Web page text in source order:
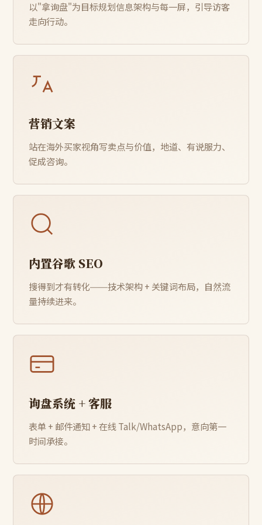
以"拿询盘"为目标规划信息架构与每一屏，引导访客
走向行动。
营销文案
站在海外买家视角写卖点与价值，地道、有说服力、
促成咨询。
内置谷歌 SEO
搜得到才有转化——技术架构 + 关键词布局，自然流
量持续进来。
询盘系统 + 客服
表单 + 邮件通知 + 在线 Talk/WhatsApp，意向第一
时间承接。